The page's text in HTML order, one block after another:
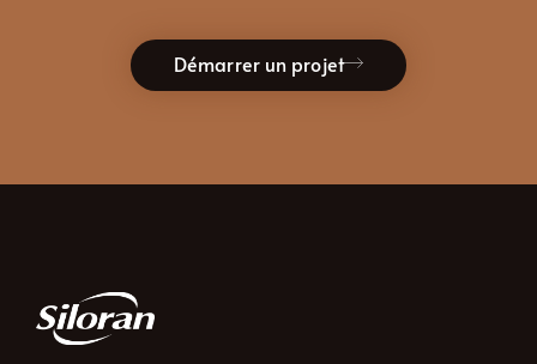
Démarrer un projet